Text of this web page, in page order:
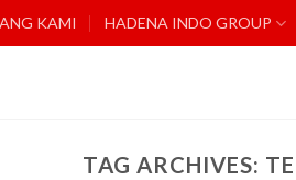
KAMI HADENA INDO GROUP
TAG ARCHIVES: